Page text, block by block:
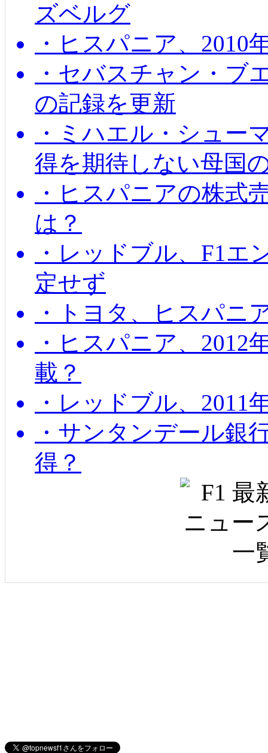
ズベルグ
・ヒスパニア、2010
・セバスチャン・ブ
の記録を更新
・ミハエル・シュー
得を期待しない母国
・ヒスパニアの株式
は？
・レッドブル、F1エ
定せず
・トヨタ、ヒスパニ
・ヒスパニア、2012
載？
・レッドブル、2011
・サンタンデール銀
得？